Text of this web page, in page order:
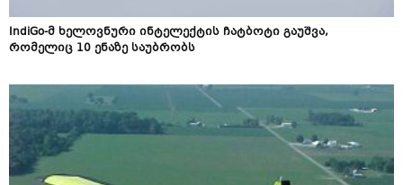
IndiGo-მ ხელოვნური ინტელექტის ჩატბოტი გაუშვა,
რომელიც 10 ენაზე საუბრობს